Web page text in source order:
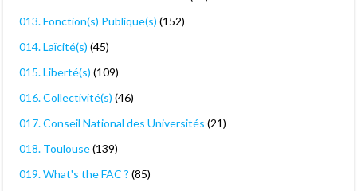
013. Fonction(s) Publique(s) (152)
014. Laïcité(s) (45)
015. Liberté(s) (109)
016. Collectivité(s) (46)
017. Conseil National des Universités (21)
018. Toulouse(139)
019. What's the FAC ? (85)